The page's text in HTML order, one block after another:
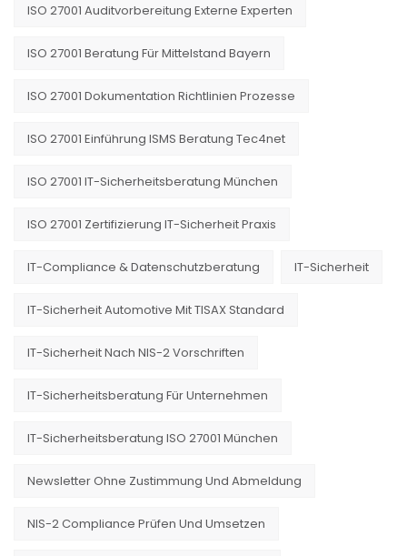
ISO 27001 Auditvorbereitung Externe Experten
ISO 27001 Beratung Für Mittelstand Bayern
ISO 27001 Dokumentation Richtlinien Prozesse
ISO 27001 Einführung ISMS Beratung Tec4net
ISO 27001 IT-Sicherheitsberatung München
ISO 27001 Zertifizierung IT-Sicherheit Praxis
IT-Compliance & Datenschutzberatung IT-Sicherheit
IT-Sicherheit Automotive Mit TISAX Standard
IT-Sicherheit Nach NIS-2 Vorschriften
IT-Sicherheitsberatung Für Unternehmen
IT-Sicherheitsberatung ISO 27001 München
Newsletter Ohne Zustimmung Und Abmeldung
NIS-2 Compliance Prüfen Und Umsetzen